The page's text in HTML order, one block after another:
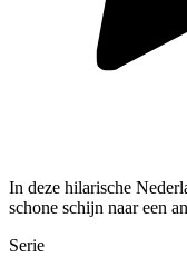
In deze hilarische
schone schijn naar een
Serie